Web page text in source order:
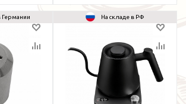
Германии На складе в РФ